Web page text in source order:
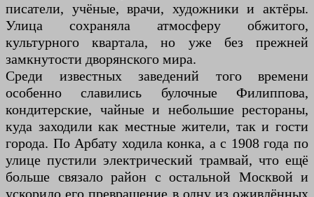
писатели, учёные, врачи, художники и актёры.
Улица сохраняла атмосферу обжитого,
культурного квартала, но уже без прежней
замкнутости дворянского мира.
Среди известных заведений того времени
особенно славились булочные Филиппова,
кондитерские, чайные и небольшие рестораны,
куда заходили как местные жители, так и гости
города. По Арбату ходила конка, а с 1908 года по
улице пустили электрический трамвай, что ещё
больше связало район с остальной Москвой и
ускорило его превращение в одну из оживлённых